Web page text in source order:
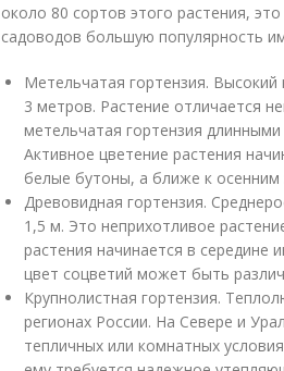
около 80 сортов этого растения,
садоводов большую популярность
Метельчатая гортензия. Высокий
3 метров. Растение отличается
метельчатая гортензия
Активное цветение растения
белые бутоны, а ближе к
Древовидная гортензия.
1,5 м. Это неприхотливое
растения начинается в середине
цвет соцветий может быть
Крупнолистная гортензия.
регионах России. На Севере и
тепличных или комнатных